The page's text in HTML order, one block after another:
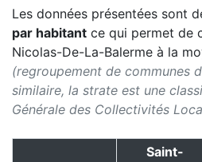
Les données présentées sont
par habitant ce qui permet de
Nicolas-De-La-Balerme à la
(regroupement de communes
similaire, la strate est une
Générale des Collectivités
Saint-